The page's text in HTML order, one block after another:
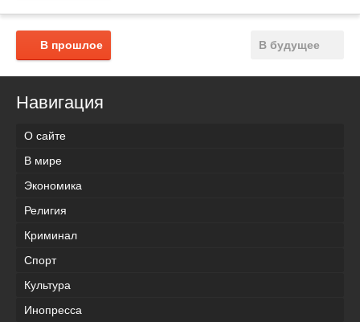
В будущее
В прошлое
Навигация
О сайте
В мире
Экономика
Религия
Криминал
Спорт
Культура
Инопресса